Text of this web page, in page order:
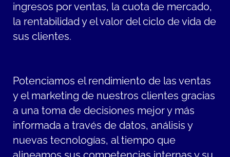
ingresos por ventas, la cuota de mercado,
la rentabilidad y el valor del ciclo de vida de
sus clientes.
Potenciamos el rendimiento de las ventas
y el marketing de nuestros clientes gracias
a una toma de decisiones mejor y más
informada a través de datos, análisis y
nuevas tecnologías, al tiempo que